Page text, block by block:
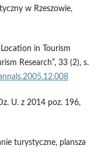
w Rzeszowie,
in Tourism
Research”, 33 (2), s.
U. z 2014 poz. 196,
turystyczne, plansza